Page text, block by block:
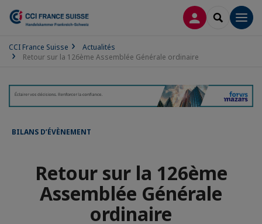
CONNEXION
CCI France Suisse
Actualités
Retour sur la 126ème Assemblée Générale ordinaire
BILANS D’ÉVÈNEMENT
Retour sur la 126ème
Assemblée Générale
ordinaire